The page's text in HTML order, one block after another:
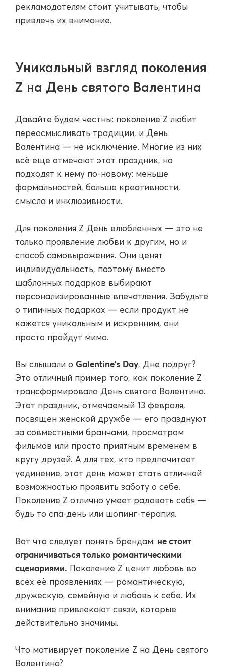
рекламодателям стоит учитывать, чтобы
привлечь их внимание.
Уникальный взгляд поколения
Z на День святого Валентина
Давайте будем честны: поколение Z любит
переосмысливать традиции, и День
Валентина — не исключение. Многие из них
всё еще отмечают этот праздник, но
подходят к нему по-новому: меньше
формальностей, больше креативности,
смысла и инклюзивности.
Для поколения Z День влюбленных — это не
только проявление любви к другим, но и
способ самовыражения. Они ценят
индивидуальность, поэтому вместо
шаблонных подарков выбирают
персонализированные впечатления. Забудьте
о типичных подарках — если продукт не
кажется уникальным и искренним, они
просто пройдут мимо.
Вы слышали о Galentine's Day, Дне подруг?
Это отличный пример того, как поколение Z
трансформировало День святого Валентина.
Этот праздник, отмечаемый 13 февраля,
посвящен женской дружбе — его празднуют
за совместными бранчами, просмотром
фильмов или просто приятным временем в
кругу друзей. А для тех, кто предпочитает
уединение, этот день может стать отличной
возможностью проявить заботу о себе.
Поколение Z отлично умеет радовать себя —
будь то спа-день или шопинг-терапия.
Вот что следует понять брендам: не стоит
ограничиваться только романтическими
сценариями. Поколение Z ценит любовь во
всех её проявлениях — романтическую,
дружескую, семейную и любовь к себе. Их
внимание привлекают связи, которые
действительно значимы.
Что мотивирует поколение Z на День святого
Валентина?